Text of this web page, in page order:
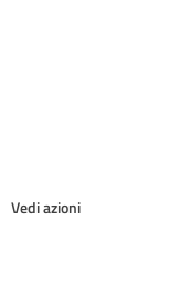
Vedi azioni